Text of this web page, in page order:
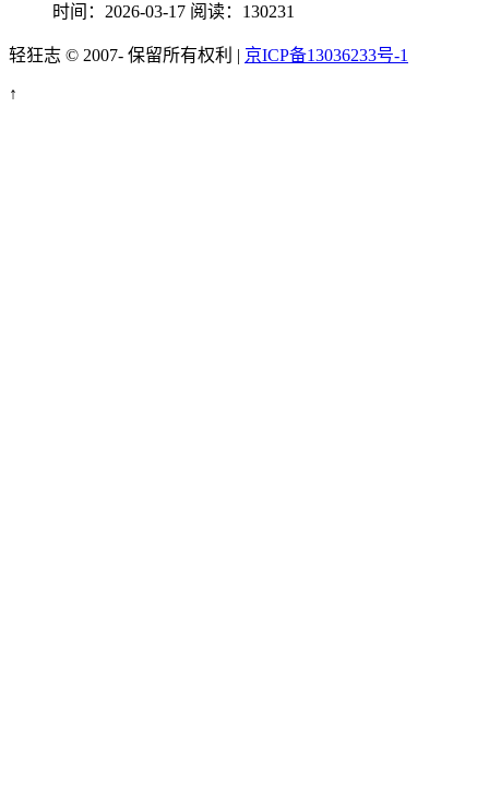
时间：2026-03-17 阅读：130231
轻狂志 © 2007- 保留所有权利 | 京ICP备13036233号-1
↑